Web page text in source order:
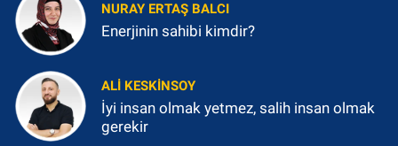
NURAY ERTAŞ BALCI
Enerjinin sahibi kimdir?
ALI KESKINSOY
İyi insan olmak yetmez, salih insan olmak
gerekir